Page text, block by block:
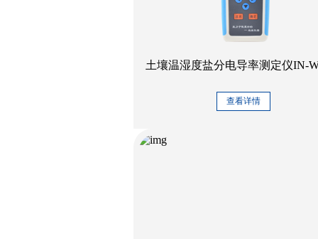
土壤温湿度盐分电导率测定仪IN-
查看详情